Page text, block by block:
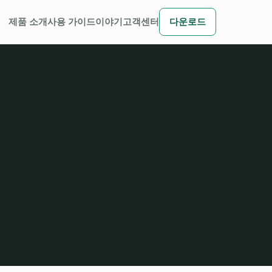
제품 소개사용 가이드이야기 고객센터 다운로드